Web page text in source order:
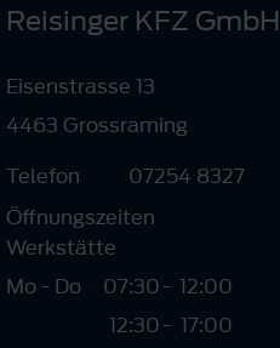
Reisinger KFZ GmbH
Eisenstrasse 13
4463 Grossraming
Telefon
07254 8327
Öffnungszeiten
Werkstätte
Mo - Do
07:30
12:30
-
-
12:00
17:00